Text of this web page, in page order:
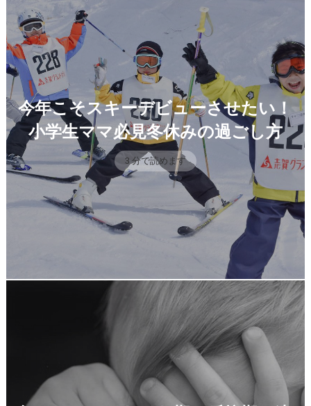
今年こそスキーデビューさせたい！
小学生ママ必見冬休みの過ごし方
3 分で読めます